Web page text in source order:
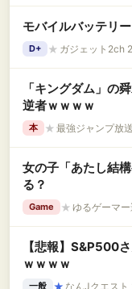
モバイルバッテリ
D+ ★ ガジェット2ch
「キングダム」の
逆者ｗｗｗｗ
本 ★ 最強ジャンプ放
女の子「あたし結
る？
Game ★ ゆるゲーマ
【悲報】S&P500
ｗｗｗｗ
一般 ★ なんJクエス